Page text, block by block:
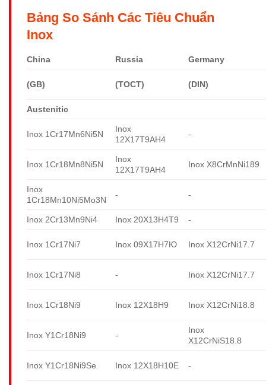
Bảng So Sánh Các Tiêu Chuẩn
Inox
China Russia Germany
(GB) (TOCT) (DIN)
Austenitic
Inox 1Cr17Mn6Ni5N
Inox
12X17T9AH4
-
Inox 1Cr18Mn8Ni5N
Inox
12X17T9AH4
Inox X8CrMnNi189
Inox
1Cr18Mn10Ni5Mo3N
- -
Inox 2Cr13Mn9Ni4 Inox 20X13H4T9 -
Inox 1Cr17Ni7 Inox 09X17H7Ю Inox X12CrNi17.7
Inox 1Cr17Ni8 - Inox X12CrNi17.7
Inox 1Cr18Ni9 Inox 12X18H9 Inox X12CrNi18.8
Inox Y1Cr18Ni9 -
Inox
X12CrNiS18.8
Inox Y1Cr18Ni9Se Inox 12X18H10E -